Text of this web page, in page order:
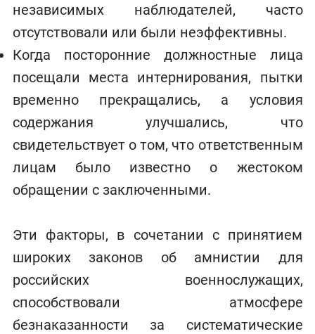
независимых наблюдателей, часто
отсутствовали или были неэффективны.
Когда посторонние должностные лица
посещали места интернирования, пытки
временно прекращались, а условия
содержания улучшались, что
свидетельствует о том, что ответственным
лицам было известно о жестоком
обращении с заключенными.
Эти факторы, в сочетании с принятием
широких законов об амнистии для
российских военнослужащих,
способствовали атмосфере
безнаказанности за систематические